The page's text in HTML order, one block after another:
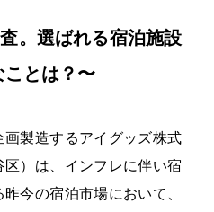
。選ばれる宿泊施設
ことは？〜
製造するアイグッズ株式
）は、インフレに伴い宿
今の宿泊市場において、